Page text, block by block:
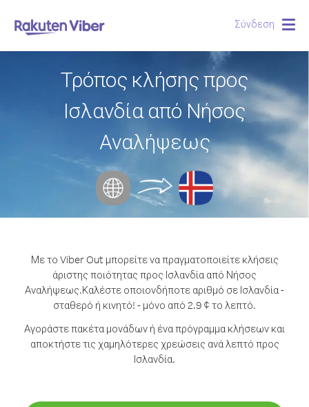
Σύνδεση
Τρόπος κλήσης προς
Ισλανδία από Νήσος
Αναλήψεως
Με το Viber Out μπορείτε να πραγματοποιείτε κλήσεις
άριστης ποιότητας προς Ισλανδία από Νήσος
Αναλήψεως.Καλέστε οποιονδήποτε αριθμό σε Ισλανδία -
σταθερό ή κινητό! - μόνο από 2.9 ¢ το λεπτό.
Αγοράστε πακέτα μονάδων ή ένα πρόγραμμα κλήσεων και
αποκτήστε τις χαμηλότερες χρεώσεις ανά λεπτό προς
Ισλανδία.